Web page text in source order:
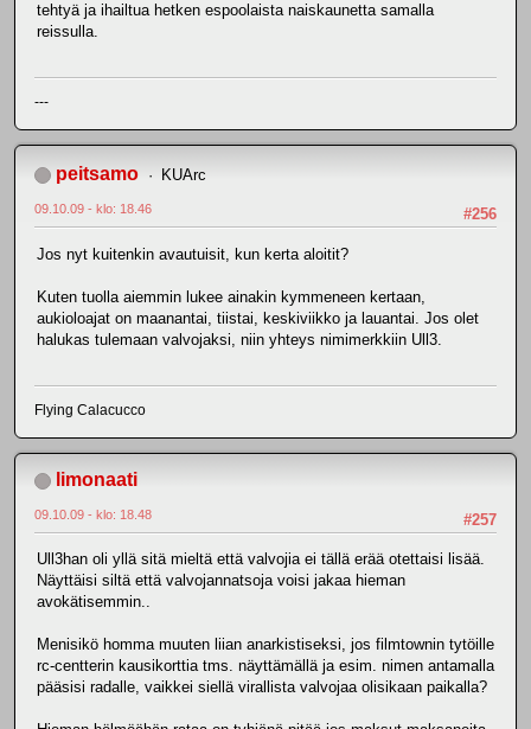
tehtyä ja ihailtua hetken espoolaista naiskaunetta samalla
reissulla.
---
peitsamo KUArc
#256
09.10.09 - klo: 18.46
Jos nyt kuitenkin avautuisit, kun kerta aloitit?
Kuten tuolla aiemmin lukee ainakin kymmeneen kertaan,
aukioloajat on maanantai, tiistai, keskiviikko ja lauantai. Jos olet
halukas tulemaan valvojaksi, niin yhteys nimimerkkiin Ull3.
Flying Calacucco
limonaati
#257
09.10.09 - klo: 18.48
Ull3han oli yllä sitä mieltä että valvojia ei tällä erää otettaisi lisää.
Näyttäisi siltä että valvojannatsoja voisi jakaa hieman
avokätisemmin..
Menisikö homma muuten liian anarkistiseksi, jos filmtownin tytöille
rc-centterin kausikorttia tms. näyttämällä ja esim. nimen antamalla
pääsisi radalle, vaikkei siellä virallista valvojaa olisikaan paikalla?